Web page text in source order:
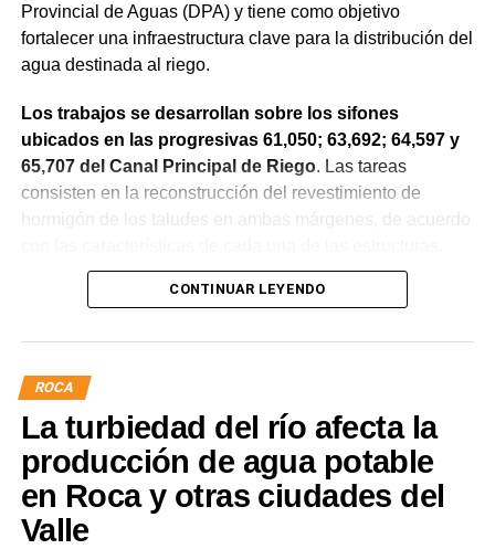
Provincial de Aguas (DPA) y tiene como objetivo
fortalecer una infraestructura clave para la distribución del
agua destinada al riego.
Los trabajos se desarrollan sobre los sifones
ubicados en las progresivas 61,050; 63,692; 64,597 y
65,707 del Canal Principal de Riego. Las tareas
consisten en la reconstrucción del revestimiento de
hormigón de los taludes en ambas márgenes, de acuerdo
La obra incluye la demolición de losas deterioradas, la
requieren, la ejecución de un nuevo revestimiento de
hormigón reforzado con malla de acero y el sellado de
juntas para mejorar la durabilidad de la infraestructura.
Desde el DPA destacaron que esta intervención forma
parte del plan de mantenimiento y renovación de la
infraestructura hídrica provincial, con el propósito de
optimizar la conducción del agua, preservar el Canal
CONTINUAR LEYENDO
ROCA
La turbiedad del río afecta la
producción de agua potable
en Roca y otras ciudades del
Valle